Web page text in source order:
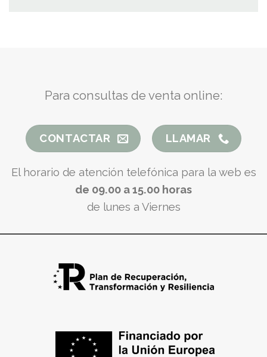
Para consultas de venta online:
CONTACTAR LLAMAR
El horario de atención telefónica para la web es
de 09.00 a 15.00 horas
de lunes a Viernes